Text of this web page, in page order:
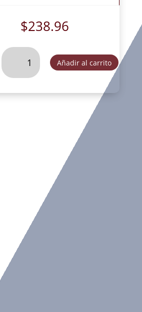
$238.96
ANGEL
LA
MEDIANO
Añadir al carrito